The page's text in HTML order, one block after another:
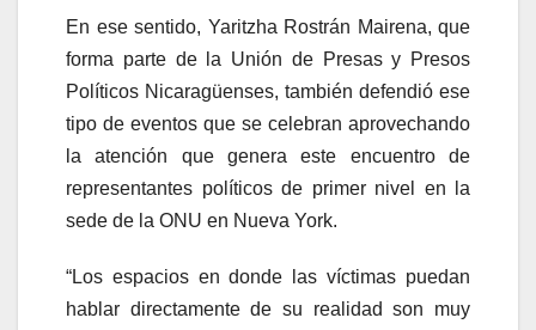
En ese sentido, Yaritzha Rostrán Mairena, que
forma parte de la Unión de Presas y Presos
Políticos Nicaragüenses, también defendió ese
tipo de eventos que se celebran aprovechando
la atención que genera este encuentro de
representantes políticos de primer nivel en la
sede de la ONU en Nueva York.
“Los espacios en donde las víctimas puedan
hablar directamente de su realidad son muy